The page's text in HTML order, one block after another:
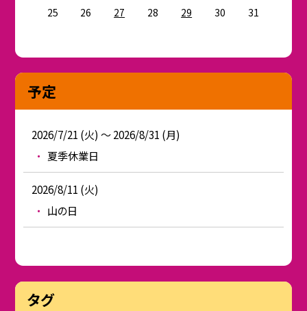
25
26 27 28 29 30 31
予定
2026/7/21 (火) ～ 2026/8/31 (月)
夏季休業日
2026/8/11 (火)
山の日
タグ